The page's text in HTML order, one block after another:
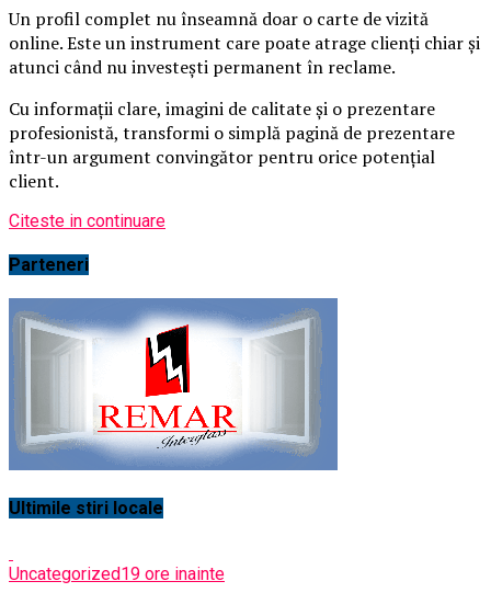
Un profil complet nu înseamnă doar o carte de vizită
online. Este un instrument care poate atrage clienți chiar și
atunci când nu investești permanent în reclame.
Cu informații clare, imagini de calitate și o prezentare
profesionistă, transformi o simplă pagină de prezentare
într-un argument convingător pentru orice potențial
client.
Citeste in continuare
Parteneri
Ultimile stiri locale
Uncategorized19 ore inainte